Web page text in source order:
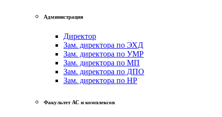
Администрация
Директор
Зам. директора по ЭХД
Зам. директора по УМР
Зам. директора по МП
Зам. директора по ДПО
Зам. директора по НР
Факультет АС и комплексов